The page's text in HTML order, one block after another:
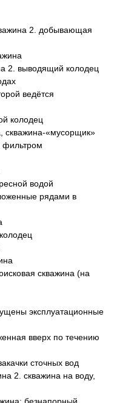
2. добывающая
2. выводящий колодец
ведётся
колодец
скважина-«мусорщик»
фильтром
водой
рядами в
скважина (на
эксплуатационные
вверх по течению
сточных вод
2. скважина на воду,